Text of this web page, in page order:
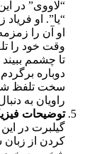
“لاووی” در
“یا”. او
او آن را
وقت خود را
تا چشمم
دوباره
سخت تلفظ
راویان به
توضیحات
گیلبرت در
کردن از